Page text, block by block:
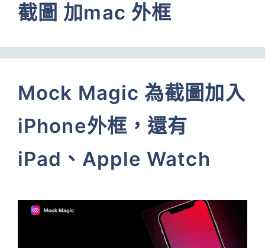
截圖 加mac 外框
Mock Magic 為截圖加入
iPhone外框，還有
iPad、Apple Watch